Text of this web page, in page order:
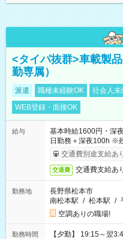
<タイパ抜群>車載製
勤専属）
派遣 職種未経験OK 社会人未
WEB登録・面接OK
給与
基本時給1600円・深
日勤務＋深夜100h ※
1230円・深夜時給
交通費別途支給あ
交通費 交通費支給あ
勤務地
長野県松本市
南松本駅 / 松本駅 /
空調ありの職場!
勤務時間 【夕勤】 19:15～翌